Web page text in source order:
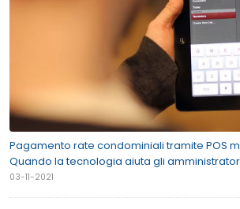
Pagamento rate condominiali tramite POS
Quando la tecnologia aiuta gli
03-11-2021